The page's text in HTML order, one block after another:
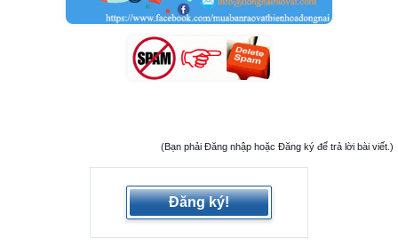
(Bạn phải Đăng nhập hoặc Đăng ký để trả lời bài viết.)
Đăng ký!